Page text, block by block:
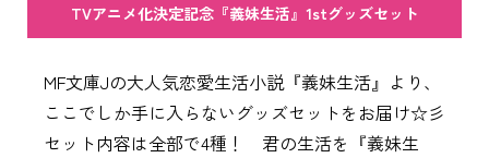
TVアニメ化決定記念『義妹生活』1stグッズセット
MF文庫Jの大人気恋愛生活小説『義妹生活』より、
ここでしか手に入らないグッズセットをお届け☆彡
セット内容は全部で4種！ 君の生活を『義妹生